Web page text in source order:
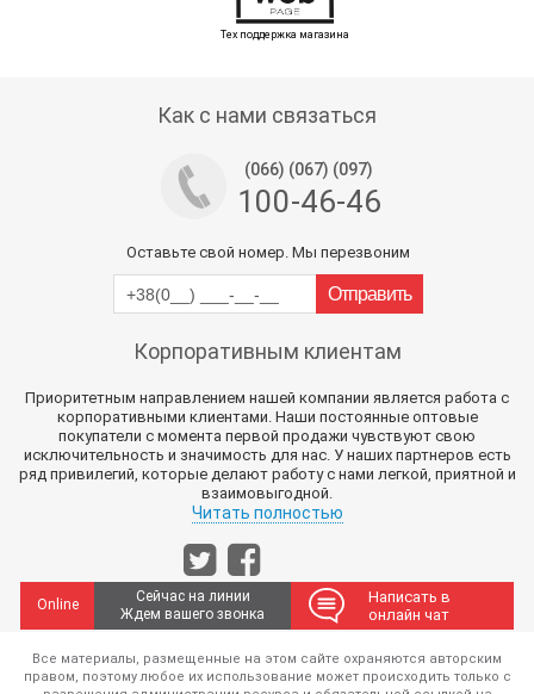
Тех поддержка магазина
Как с нами связаться
(066) (067) (097)
100-46-46
Оставьте свой номер. Мы перезвоним
Корпоративным клиентам
Приоритетным направлением нашей компании является работа с
корпоративными клиентами. Наши постоянные оптовые
покупатели с момента первой продажи чувствуют свою
исключительность и значимость для нас. У наших партнеров есть
ряд привилегий, которые делают работу с нами легкой, приятной и
взаимовыгодной.
Читать полностью
Online
Сейчас на линии
Ждем вашего звонка
Написать в
онлайн чат
Все материалы, размещенные на этом сайте охраняются авторским
правом, поэтому любое их использование может происходить только с